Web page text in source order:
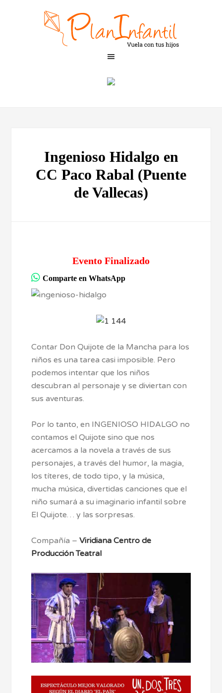
Ingenioso Hidalgo en
CC Paco Rabal (Puente
de Vallecas)
Evento Finalizado
Comparte en WhatsApp
Contar Don Quijote de la Mancha para los
niños es una tarea casi imposible. Pero
podemos intentar que los niños
descubran al personaje y se diviertan con
sus aventuras.
Por lo tanto, en INGENIOSO HIDALGO no
contamos el Quijote sino que nos
acercamos a la novela a través de sus
personajes, a través del humor, la magia,
los títeres, de todo tipo, y la música,
mucha música, divertidas canciones que el
niño sumará a su imaginario infantil sobre
El Quijote… y las sorpresas.
Compañía –Viridiana Centro de
Producción Teatral